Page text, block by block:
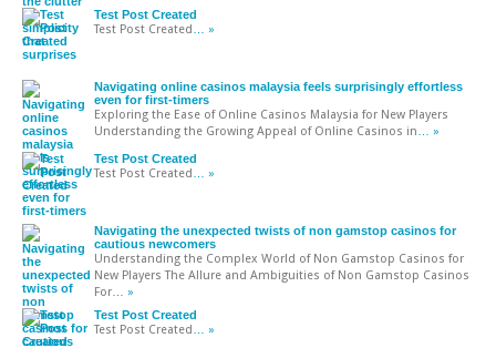
Test Post Created
Test Post Created … »
Navigating online casinos malaysia feels surprisingly effortless
even for first-timers
Exploring the Ease of Online Casinos Malaysia for New Players
Understanding the Growing Appeal of Online Casinos in … »
Test Post Created
Test Post Created … »
Navigating the unexpected twists of non gamstop casinos for
cautious newcomers
Understanding the Complex World of Non Gamstop Casinos for
New Players The Allure and Ambiguities of Non Gamstop Casinos
For … »
Test Post Created
Test Post Created … »